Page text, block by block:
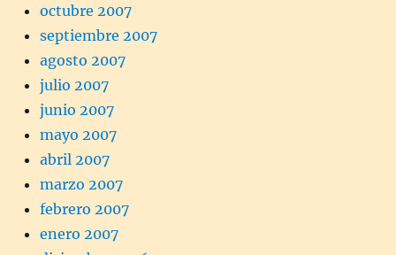
octubre 2007
septiembre 2007
agosto 2007
julio 2007
junio 2007
mayo 2007
abril 2007
marzo 2007
febrero 2007
enero 2007